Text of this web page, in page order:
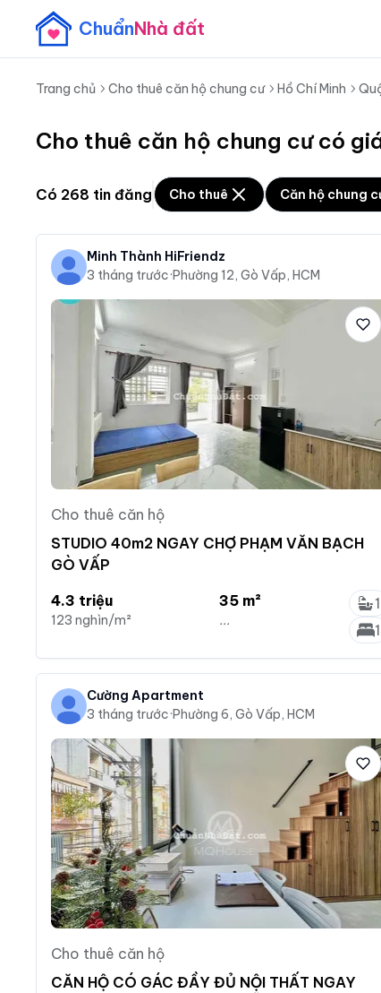
ChuẩnNhà đất
Trang chủ Cho thuê căn hộ chung cư Hồ Chí Minh
Cho thuê căn hộ chung cư có
Có 268 tin đăng Cho thuê Căn hộ chung
Minh Thành HiFriendz
3 tháng trước·Phường 12, Gò Vấp, HCM
Cho thuê căn hộ
STUDIO 40m2 NGAY CHỢ PHẠM VĂN BẠCH
GÒ VẤP
4.3 triệu
123 nghìn/m²
35 m²
...
1
1
Cường Apartment
3 tháng trước·Phường 6, Gò Vấp, HCM
Cho thuê căn hộ
CĂN HỘ CÓ GÁC ĐẦY ĐỦ NỘI THẤT NGAY